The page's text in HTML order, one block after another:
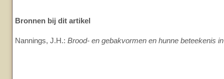
Bronnen bij dit artikel
Nannings, J.H.: Brood- en gebakvormen en hunne beteekenis